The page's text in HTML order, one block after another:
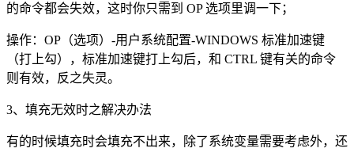
的命令都会失效，这时你只需到 OP 选项里调一下；
操作：OP（选项）-用户系统配置-WINDOWS 标准加速键
（打上勾），标准加速键打上勾后，和 CTRL 键有关的命令
则有效，反之失灵。
3、填充无效时之解决办法
有的时候填充时会填充不出来，除了系统变量需要考虑外，还